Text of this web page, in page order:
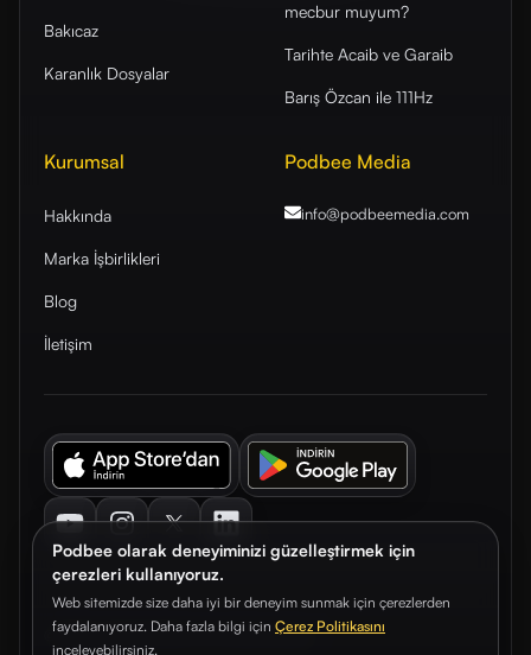
Podbee olarak deneyiminizi güzelleştirmek için
çerezleri kullanıyoruz.
Web sitemizde size daha iyi bir deneyim sunmak için çerezlerden
faydalanıyoruz. Daha fazla bilgi için Çerez Politikasını
inceleyebilirsiniz.
Bakıcaz
Karanlık Dosyalar
mecbur muyum?
Tarihte Acaib ve Garaib
Barış Özcan ile 111Hz
Kurumsal
Hakkında
Marka İşbirlikleri
Blog
İletişim
Podbee Media
info@podbeemedia.com
© 2026. Podbee Media. Tüm hakları saklıdır.